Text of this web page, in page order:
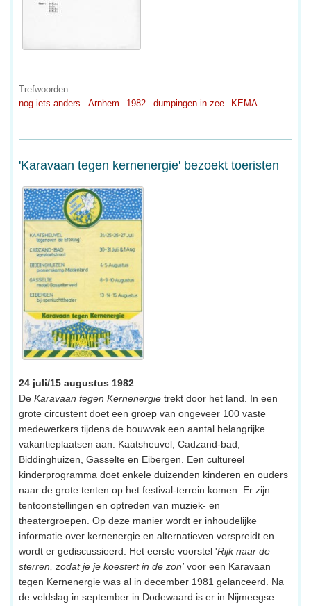
Trefwoorden:
nog iets anders
Arnhem 1982 dumpingen in zee KEMA
'Karavaan tegen kernenergie' bezoekt toeristen
24 juli/15 augustus 1982
De Karavaan tegen Kernenergie trekt door het land. In een
grote circustent doet een groep van ongeveer 100 vaste
medewerkers tijdens de bouwvak een aantal belangrijke
vakantieplaatsen aan: Kaatsheuvel, Cadzand-bad,
Biddinghuizen, Gasselte en Eibergen. Een cultureel
kinderprogramma doet enkele duizenden kinderen en ouders
naar de grote tenten op het festival-terrein komen. Er zijn
tentoonstellingen en optreden van muziek- en
theatergroepen. Op deze manier wordt er inhoudelijke
informatie over kernenergie en alternatieven verspreidt en
wordt er gediscussieerd. Het eerste voorstel 'Rijk naar de
sterren, zodat je je koestert in de zon' voor een Karavaan
tegen Kernenergie was al in december 1981 gelanceerd. Na
de veldslag in september in Dodewaard is er in Nijmeegse